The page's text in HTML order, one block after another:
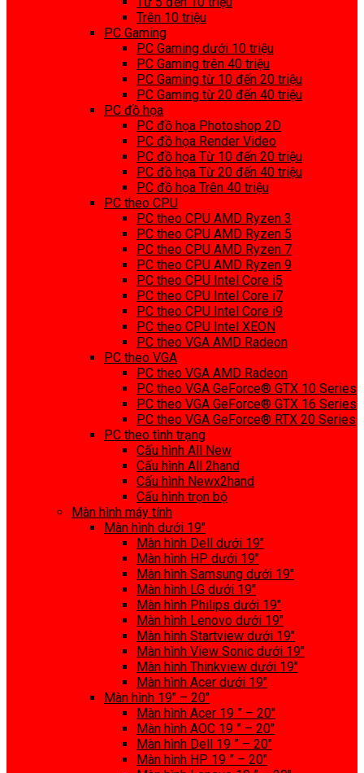
Trên 10 triệu
PC Gaming
PC Gaming dưới 10 triệu
PC Gaming trên 40 triệu
PC Gaming từ 10 đến 20 triệu
PC Gaming từ 20 đến 40 triệu
PC đồ họa
PC đồ họa Photoshop 2D
PC đồ họa Render Video
PC đồ họa Từ 10 đến 20 triệu
PC đồ họa Từ 20 đến 40 triệu
PC đồ họa Trên 40 triệu
PC theo CPU
PC theo CPU AMD Ryzen 3
PC theo CPU AMD Ryzen 5
PC theo CPU AMD Ryzen 7
PC theo CPU AMD Ryzen 9
PC theo CPU Intel Core i5
PC theo CPU Intel Core i7
PC theo CPU Intel Core i9
PC theo CPU Intel XEON
PC theo VGA AMD Radeon
PC theo VGA
PC theo VGA AMD Radeon
PC theo VGA GeForce® GTX 10 Series
PC theo VGA GeForce® GTX 16 Series
PC theo VGA GeForce® RTX 20 Series
PC theo tình trạng
Cấu hình All New
Cấu hình All 2hand
Cấu hình Newx2hand
Cấu hình trọn bộ
Màn hình máy tính
Màn hình dưới 19″
Màn hình Dell dưới 19″
Màn hình HP dưới 19″
Màn hình Samsung dưới 19″
Màn hình LG dưới 19″
Màn hình Philips dưới 19″
Màn hình Lenovo dưới 19″
Màn hình Startview dưới 19″
Màn hình View Sonic dưới 19″
Màn hình Thinkview dưới 19″
Màn hình Acer dưới 19″
Màn hình 19″ – 20″
Màn hình Acer 19 ” – 20″
Màn hình AOC 19 ” – 20″
Màn hình Dell 19 ” – 20″
Màn hình HP 19 ” – 20″